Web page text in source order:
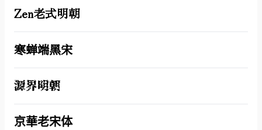
Zen老式明朝
寒蝉端黑宋
源界明朝
京華老宋体